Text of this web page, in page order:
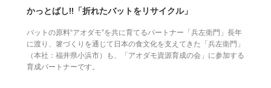
かっとばし!!「折れたバットをリサイクル」
バットの原料“アオダモ”を共に育てるパートナー「兵左衛門」長年
に渡り、箸づくりを通じて日本の食文化を支えてきた「兵左衛門」
（本社：福井県小浜市）も、「アオダモ資源育成の会」に参加する
育成パートナーです。